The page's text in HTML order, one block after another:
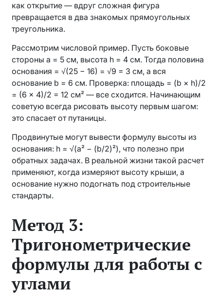
как открытие — вдруг сложная фигура
превращается в два знакомых прямоугольных
треугольника.
Рассмотрим числовой пример. Пусть боковые
стороны a = 5 см, высота h = 4 см. Тогда половина
основания = √(25 − 16) = √9 = 3 см, а вся
основание b = 6 см. Проверка: площадь = (b × h)/2
= (6 × 4)/2 = 12 см² — все сходится. Начинающим
советую всегда рисовать высоту первым шагом:
это спасает от путаницы.
Продвинутые могут вывести формулу высоты из
основания: h = √(a² − (b/2)²), что полезно при
обратных задачах. В реальной жизни такой расчет
применяют, когда измеряют высоту крыши, а
основание нужно подогнать под строительные
стандарты.
Метод 3:
Тригонометрические
формулы для работы с
углами